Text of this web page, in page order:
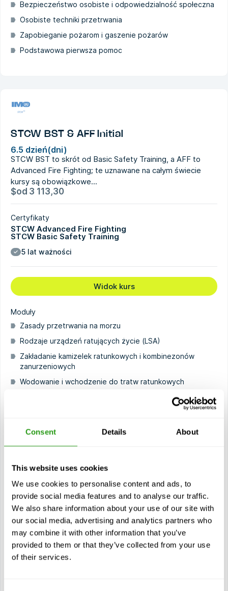
Consent Details About
This website uses cookies
We use cookies to personalise content and ads, to
provide social media features and to analyse our traffic.
We also share information about your use of our site with
our social media, advertising and analytics partners who
may combine it with other information that you’ve
provided to them or that they’ve collected from your use
of their services.
Bezpieczeństwo osobiste i odpowiedzialność społeczna
Osobiste techniki przetrwania
Zapobieganie pożarom i gaszenie pożarów
Podstawowa pierwsza pomoc
STCW BST & AFF Initial
6.5 dzień(dni)
STCW BST to skrót od Basic Safety Training, a AFF to
Advanced Fire Fighting; te uznawane na całym świecie
kursy są obowiązkowe...
$od 3 113,30
Certyfikaty
STCW Advanced Fire Fighting
STCW Basic Safety Training
5 lat ważności
Widok kurs
Moduły
Zasady przetrwania na morzu
Rodzaje urządzeń ratujących życie (LSA)
Zakładanie kamizelek ratunkowych i kombinezonów
zanurzeniowych
Wodowanie i wchodzenie do tratw ratunkowych
Korzystanie ze sprzętu ratunkowego i urządzeń
Przyczyny i rodzaje pożarów na statkach
Sprzęt gaśniczy (węże, gaśnice, zestawy BA)
Procedury przeciwpożarowe i praca zespołowa
Praktyczne scenariusze gaszenia pożarów (ćwiczenia z
ogniem na żywo)
Ocena ofiar
Leczenie krwawień, oparzeń i złamań
Resuscytacja krążeniowo-oddechowa i pozycja do